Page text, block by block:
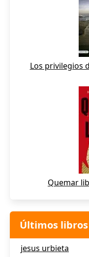
Los privilegios
Quemar
Últimos
jesus urbieta